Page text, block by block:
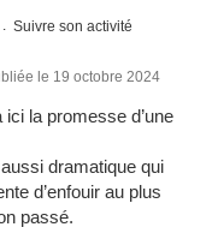
Suivre son activité
le 19 octobre 2024
la promesse d’une
dramatique qui
d’enfouir au plus
passé.